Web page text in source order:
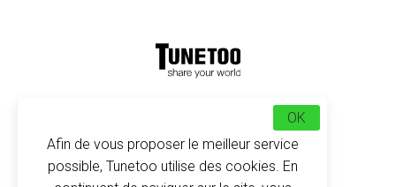
Afin de vous proposer le meilleur service
possible, Tunetoo utilise des cookies. En
OK